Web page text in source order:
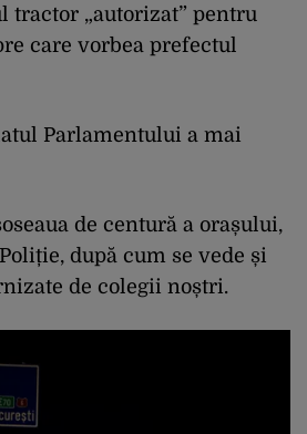
tractor „autorizat” pentru
care vorbea prefectul
Parlamentului a mai
de centură a orașului,
după cum se vede și
de colegii noștri.